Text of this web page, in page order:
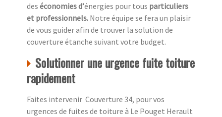
des économies d’énergies pour tous particuliers
et professionnels. Notre équipe se fera un plaisir
de vous guider afin de trouver la solution de
couverture étanche suivant votre budget.
Solutionner une urgence fuite toiture
rapidement
Faites intervenir Couverture 34, pour vos
urgences de fuites de toiture à Le Pouget Herault